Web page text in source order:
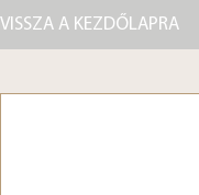
VISSZA A KEZDŐLAPRA